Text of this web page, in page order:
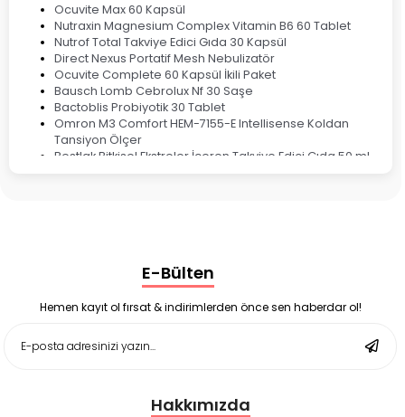
Ocuvite Max 60 Kapsül
Nutraxin Magnesium Complex Vitamin B6 60 Tablet
Nutrof Total Takviye Edici Gıda 30 Kapsül
Direct Nexus Portatif Mesh Nebulizatör
Ocuvite Complete 60 Kapsül İkili Paket
Bausch Lomb Cebrolux Nf 30 Saşe
Bactoblis Probiyotik 30 Tablet
Omron M3 Comfort HEM-7155-E Intellisense Koldan
Tansiyon Ölçer
Bestlak Bitkisel Ekstreler İçeren Takviye Edici Gıda 50 ml
Enterogermina Family 5 ml 20 Flakon
Deep Flex Stres Azaltıcı ve Enerji Dengeleyici Topraklama
Matı Set 40x60 cm
Deep Flex Stres Azaltıcı ve Enerji Dengeleyici Topraklama
E-Bülten
Hemen kayıt ol fırsat & indirimlerden önce sen haberdar ol!
Hakkımızda